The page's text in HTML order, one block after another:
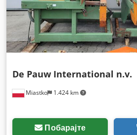
Miastko 1.424 km
De Pauw International n.v.
Побарајте